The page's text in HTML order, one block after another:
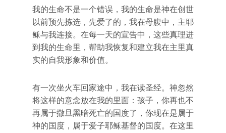
我的生命不是一个错误，我的生命是神在创世
以前预先拣选，先爱了的，我在母腹中，主耶
稣与我连接。在每一天的宣告中，这些真理进
到我的生命里，帮助我恢复和建立我在主里真
实的自我形象和价值。
有一次坐火车回家途中，我在读圣经。神忽然
将这样的意念放在我的里面：孩子，你再也不
再属于撒旦黑暗死亡的国度了，你现在是属于
神的国度，属于爱子耶稣基督的国度。在这里